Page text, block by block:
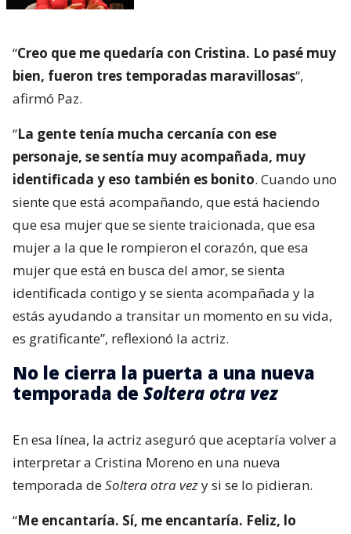
“Creo que me quedaría con Cristina. Lo pasé muy
bien, fueron tres temporadas maravillosas“,
afirmó Paz.
“La gente tenía mucha cercanía con ese
personaje, se sentía muy acompañada, muy
identificada y eso también es bonito. Cuando uno
siente que está acompañando, que está haciendo
que esa mujer que se siente traicionada, que esa
mujer a la que le rompieron el corazón, que esa
mujer que está en busca del amor, se sienta
identificada contigo y se sienta acompañada y la
estás ayudando a transitar un momento en su vida,
es gratificante”, reflexionó la actriz.
No le cierra la puerta a una nueva
temporada de Soltera otra vez
En esa línea, la actriz aseguró que aceptaría volver a
interpretar a Cristina Moreno en una nueva
temporada deSoltera otra vezy si se lo pidieran.
“Me encantaría. Sí, me encantaría. Feliz, lo